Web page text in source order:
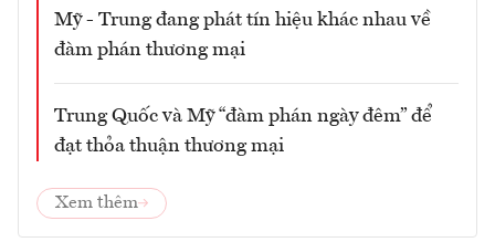
Mỹ - Trung đang phát tín hiệu khác nhau về
đàm phán thương mại
Trung Quốc và Mỹ “đàm phán ngày đêm” để
đạt thỏa thuận thương mại
Xem thêm